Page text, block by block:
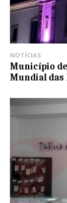
NOTÍCIAS
Município
Mundial das